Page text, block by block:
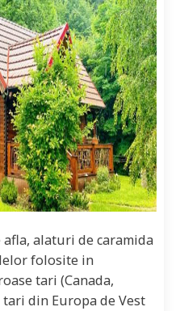
alaturi de caramida
folosite in
tari (Canada,
din Europa de Vest